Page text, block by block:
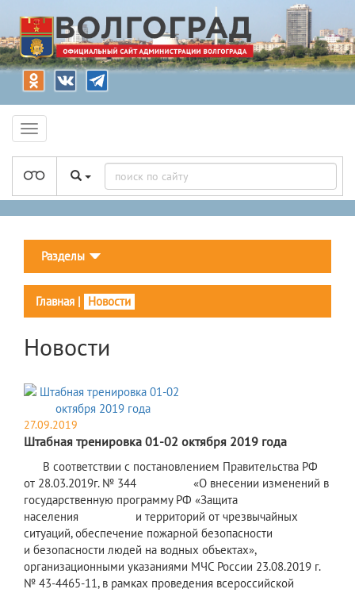
Разделы
Главная | Новости
Новости
27.09.2019
Штабная тренировка 01-02 октября 2019 года
В соответствии с постановлением Правительства РФ
от 28.03.2019г. № 344 «О внесении изменений в
государственную программу РФ «Защита
населения и территорий от чрезвычайных
ситуаций, обеспечение пожарной безопасности
и безопасности людей на водных объектах»,
организационными указаниями МЧС России 23.08.2019 г.
№ 43-4465-11, в рамках проведения всероссийской